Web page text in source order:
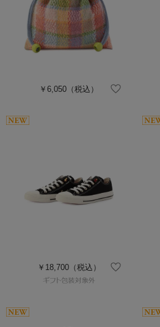
￥6,050 （税込）
￥18,700（税込）